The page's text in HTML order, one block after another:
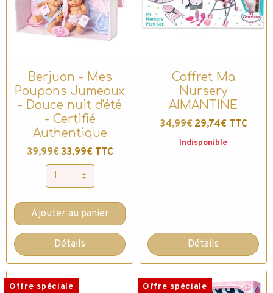
Berjuan - Mes
Poupons Jumeaux
- Douce nuit d'été
- Certifié
Authentique
39,99€33,99€ TTC
Ajouter au panier
Détails
Coffret Ma
Nursery
AIMANTINE
34,99€ 29,74€ TTC
Indisponible
Détails
Offre spéciale
Offre spéciale